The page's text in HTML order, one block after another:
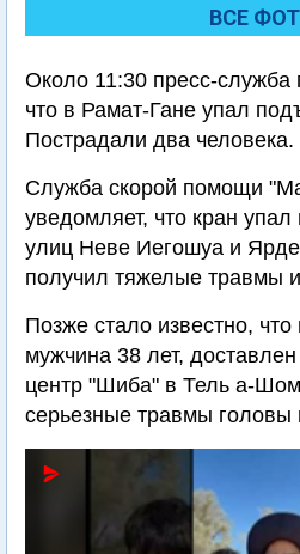
ВСЕ
Около 11:30 пресс-
что в Рамат-Гане упал
Пострадали два человека.
Служба скорой помощи
уведомляет, что кран
улиц Неве Иегошуа и
получил тяжелые травмы
Позже стало известно,
мужчина 38 лет,
центр "Шиба" в Тель а-
серьезные травмы головы